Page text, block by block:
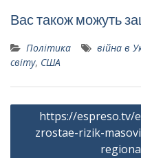
Вас також можуть
Політика війна в
світу, США
Навігація
записів
https://espreso.tv/
zrostae-rizik-